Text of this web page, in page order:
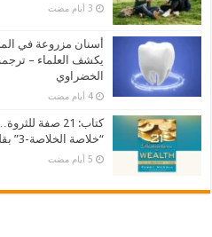
أسنان مزروعة في
يكشف العلماء –
الخضراوي
‏4 أيام مضت
كتاب: 21 صفة
“خلاصة الخلاصة-3” بقلم ماجد علي المزين